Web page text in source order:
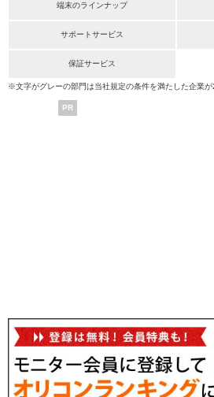
端末のラインナップ
サポートサービス
保証サービス
※文字がグレーの部門は当社規定の条件を満たした企業が
PR